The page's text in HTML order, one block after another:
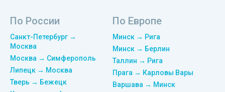
По России
Санкт-Петербург →
Москва
Москва → Симферополь
Липецк → Москва
Тверь → Бежецк
По Европе
Минск → Рига
Минск → Берлин
Таллин → Рига
Прага → Карловы Вары
Варшава → Минск